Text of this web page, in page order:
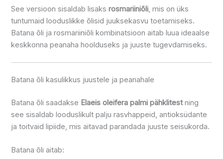
See versioon sisaldab lisaksrosmariiniõli , mis on üks
tuntumaid looduslikke õlisid juuksekasvu toetamiseks.
Batana õli ja rosmariiniõli kombinatsioon aitab luua ideaalse
keskkonna peanaha hoolduseks ja juuste tugevdamiseks.
Batana õli kasulikkus juustele ja peanahale
Batana õli saadakse Elaeis oleifera palmi pähklitestning
see sisaldab looduslikult palju rasvhappeid, antioksüdante
ja toitvaid lipiide, mis aitavad parandada juuste seisukorda.
Batana õli aitab: